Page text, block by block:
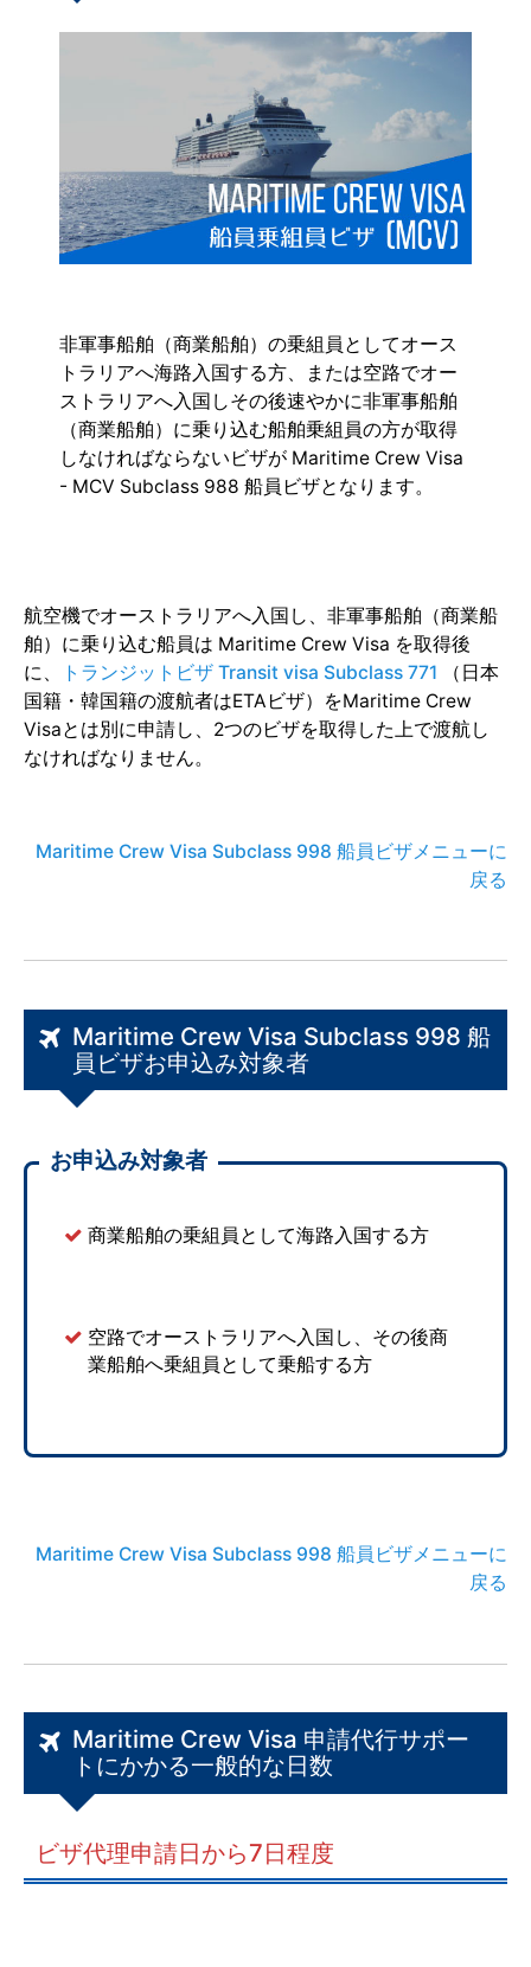
ビザ取得にかかる一般的な日数
ビザ申請代行サポート料金／お支払い方法
ビザ申請のお申込みタイミング
ビザ取得までの流れ
ビザ代行サポートに必要な書類
ビザの条件
非軍事船舶（商業船舶）の乗組員としてオース
トラリアへ海路入国する方、または空路でオー
ストラリアへ入国しその後速やかに非軍事船舶
（商業船舶）に乗り込む船舶乗組員の方が取得
しなければならないビザが Maritime Crew Visa
- MCV Subclass 988 船員ビザとなります。
航空機でオーストラリアへ入国し、非軍事船舶（商業船
舶）に乗り込む船員は Maritime Crew Visa を取得後
に、
トランジットビザ Transit visa Subclass 771 （日本
国籍・韓国籍の渡航者はETAビザ）をMaritime Crew
Visaとは別に申請し、2つのビザを取得した上で渡航し
なければなりません。
Maritime Crew Visa Subclass 998 船員ビザメニューに
戻る
Maritime Crew Visa Subclass 998 船
員ビザお申込み対象者
お申込み対象者
商業船舶の乗組員として海路入国する方
空路でオーストラリアへ入国し、その後商
業船舶へ乗組員として乗船する方
Maritime Crew Visa Subclass 998 船員ビザメニューに
戻る
Maritime Crew Visa 申請代行サポー
トにかかる一般的な日数
ビザ代理申請日から7日程度